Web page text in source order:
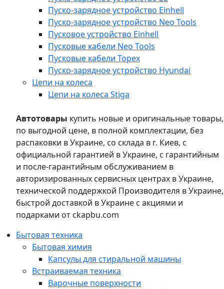
Пуско-зарядное устройство Einhell
Пуско-зарядное устройство Neo Tools
Пусковое устройство Einhell
Пусковые кабели Neo Tools
Пусковые кабели Topex
Пуско-зарядное устройство Hyundai
Цепи на колеса
Цепи на колеса Stiga
Автотовары купить новые и оригинальные товары,
по выгодной цене, в полной комплектации, без
распаковки в Украине, со склада в г. Киев, с
официальной гарантией в Украине, с гарантийным
и после-гарантийным обслуживанием в
авторизированных сервисных центрах в Украине,
технической поддержкой Производителя в Украине,
быстрой доставкой в Украине с акциями и
подарками от ckapbu.com
Бытовая техника
Бытовая химия
Капсулы для стиральной машины
Встраиваемая техника
Варочные поверхности